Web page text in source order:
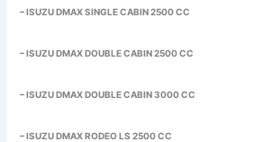
– ISUZU DMAX SINGLE CABIN 2500 CC
– ISUZU DMAX DOUBLE CABIN 2500 CC
– ISUZU DMAX DOUBLE CABIN 3000 CC
– ISUZU DMAX RODEO LS 2500 CC